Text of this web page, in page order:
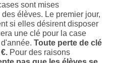
sont mises
élèves. Le premier jour,
si elles désirent disposer
une clé pour la case
Toute perte de clé
Pour des raisons